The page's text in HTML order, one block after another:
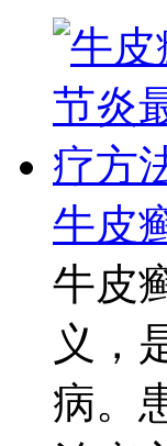
牛皮
牛皮
义，
病。